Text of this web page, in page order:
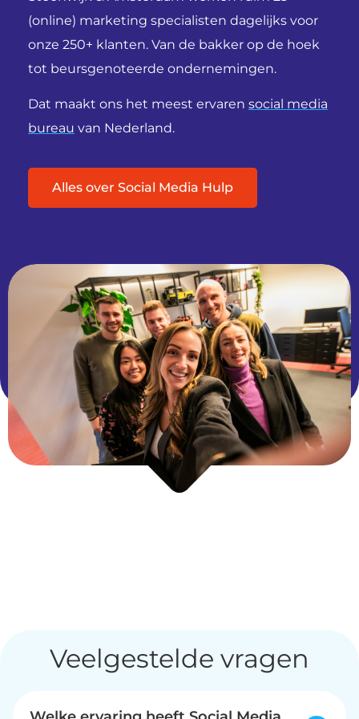
(online) marketing specialisten dagelijks voor
onze 250+ klanten. Van de bakker op de hoek
tot beursgenoteerde ondernemingen.
Dat maakt ons het meest ervaren social media
bureau van Nederland.
Alles over Social Media Hulp
Veelgestelde vragen